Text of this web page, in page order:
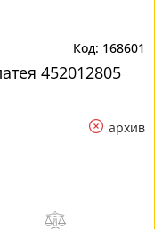
168601
452012805
архив